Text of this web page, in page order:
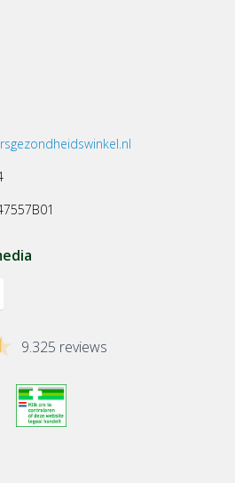
9.325 reviews